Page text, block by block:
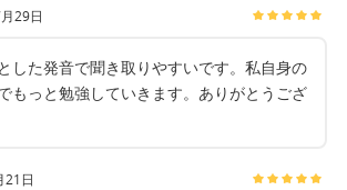
29日
した発音で聞き取りやすいです。私自身の
もっと勉強していきます。ありがとうござ
21日